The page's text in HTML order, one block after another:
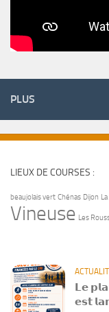
PLUS
LIEUX DE COURSES :
beaujolais vert Chénas Dijon
Vineuse Les
𝗟𝗲
𝗲𝘀𝘁